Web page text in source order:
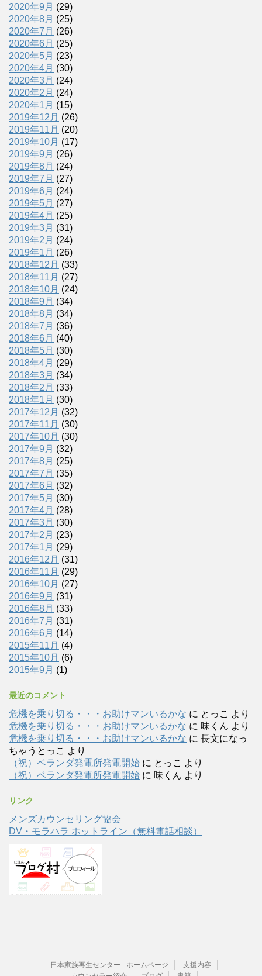
2020年9月 (29)
2020年8月 (25)
2020年7月 (26)
2020年6月 (25)
2020年5月 (23)
2020年4月 (30)
2020年3月 (24)
2020年2月 (24)
2020年1月 (15)
2019年12月 (26)
2019年11月 (20)
2019年10月 (17)
2019年9月 (26)
2019年8月 (24)
2019年7月 (27)
2019年6月 (24)
2019年5月 (27)
2019年4月 (25)
2019年3月 (31)
2019年2月 (24)
2019年1月 (26)
2018年12月 (33)
2018年11月 (27)
2018年10月 (24)
2018年9月 (34)
2018年8月 (34)
2018年7月 (36)
2018年6月 (40)
2018年5月 (30)
2018年4月 (29)
2018年3月 (34)
2018年2月 (33)
2018年1月 (30)
2017年12月 (32)
2017年11月 (30)
2017年10月 (30)
2017年9月 (32)
2017年8月 (25)
2017年7月 (35)
2017年6月 (32)
2017年5月 (30)
2017年4月 (28)
2017年3月 (30)
2017年2月 (23)
2017年1月 (29)
2016年12月 (31)
2016年11月 (29)
2016年10月 (27)
2016年9月 (31)
2016年8月 (33)
2016年7月 (31)
2016年6月 (14)
2015年11月 (4)
2015年10月 (6)
2015年9月 (1)
最近のコメント
危機を乗り切る・・・お助けマンいるかな に とっこ より
危機を乗り切る・・・お助けマンいるかな に 味くん より
危機を乗り切る・・・お助けマンいるかな に 長文になっ
ちゃうとっこ より
（祝）ベランダ発電所発電開始 に とっこ より
（祝）ベランダ発電所発電開始 に 味くん より
リンク
メンズカウンセリング協会
DV・モラハラ ホットライン（無料電話相談）
日本家族再生センター - ホームページ
支援内容